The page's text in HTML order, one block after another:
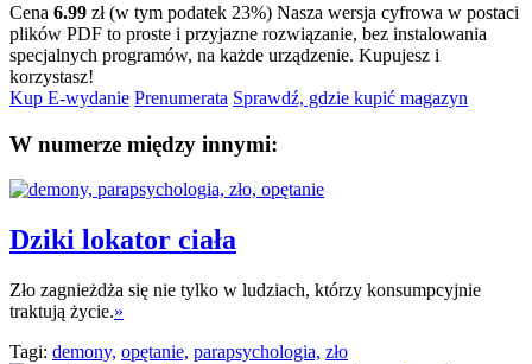
Cena 6.99 zł (w tym podatek 23%) Nasza wersja cyfrowa w postaci
plików PDF to proste i przyjazne rozwiązanie, bez instalowania
specjalnych programów, na każde urządzenie. Kupujesz i
korzystasz!
Kup E-wydanie Prenumerata Sprawdź, gdzie kupić magazyn
W numerze między innymi:
Dziki lokator ciała
Zło zagnieżdża się nie tylko w ludziach, którzy konsumpcyjnie
traktują życie.»
Tagi: demony, opętanie, parapsychologia, zło